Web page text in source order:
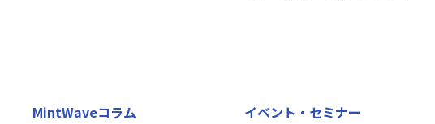
MintWaveコラム イベント・セミナー